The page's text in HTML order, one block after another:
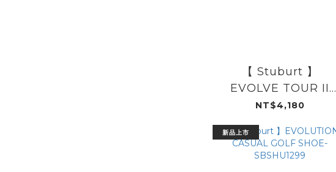
【 Stuburt 】
EVOLVE TOUR II
SPIKEDSBSHU1294
NT$4,180
新品上市